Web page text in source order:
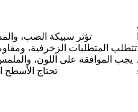
تؤثر سبيكة الصب،
تتطلب المتطلبات الزخرفية،
يجب الموافقة على اللون،
تحتاج الأسطح